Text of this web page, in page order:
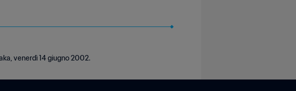
venerdì 14 giugno 2002.